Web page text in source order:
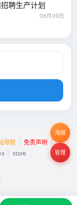
聘生产计划
08月09日
海报
管理
导航 免责声明 |
store